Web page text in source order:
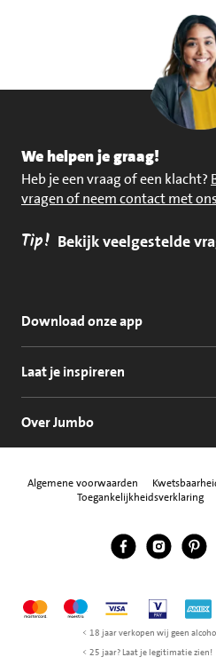
We helpen je graag!
Heb je een vraag of een klacht?
vragen of neem contact met
Tip! Bekijk veelgestelde
Download onze app
Laat je inspireren
Over Jumbo
Algemene voorwaarden
Toegankelijkheidsverklaring
Volg ons
Jumbo Facebook
Jumbo
MastercardMaestroVisa Vpay
< 18 jaar verkopen wij geen
< 25 jaar? Laat je legitimatie zien!